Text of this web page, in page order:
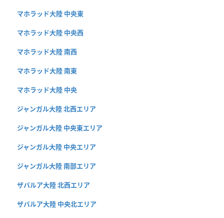
マホラッド大陸 中央東
マホラッド大陸 中央西
マホラッド大陸 南西
マホラッド大陸 南東
マホラッド大陸 中央
ジャンガル大陸 北西エリア
ジャンガル大陸 中央東エリア
ジャンガル大陸 中央エリア
ジャンガル大陸 南部エリア
ザバルア大陸 北西エリア
ザバルア大陸 中央北エリア